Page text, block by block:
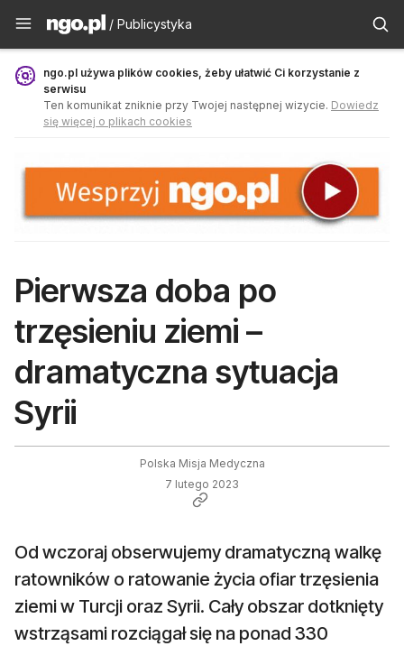
Publicystyka - ngo.pl
/ Publicystyka
ngo.pl używa plików cookies, żeby ułatwić Ci korzystanie z
serwisu
Ten komunikat zniknie przy Twojej następnej wizycie. Dowiedz
się więcej o plikach cookies
Pierwsza doba po
trzęsieniu ziemi –
dramatyczna sytuacja
Syrii
Polska Misja Medyczna
7 lutego 2023
Od wczoraj obserwujemy dramatyczną walkę
ratowników o ratowanie życia ofiar trzęsienia
ziemi w Turcji oraz Syrii. Cały obszar dotknięty
wstrząsami rozciągał się na ponad 330